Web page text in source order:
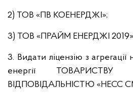
2) ТОВ «ПВ КОЕНЕРДЖІ»;
3) ТОВ «ПРАЙМ ЕНЕРДЖІ
3. Видати ліцензію з
енергії
ВІДПОВІДАЛЬНІСТЮ «НЕСС